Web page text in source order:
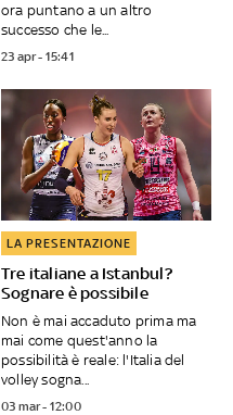
ora puntano a un altro
successo che le...
23 apr - 15:41
Tre italiane a Istanbul?
Sognare è possibile
LA PRESENTAZIONE
Non è mai accaduto prima ma
mai come quest'anno la
possibilità è reale: l'Italia del
volley sogna...
03 mar - 12:00